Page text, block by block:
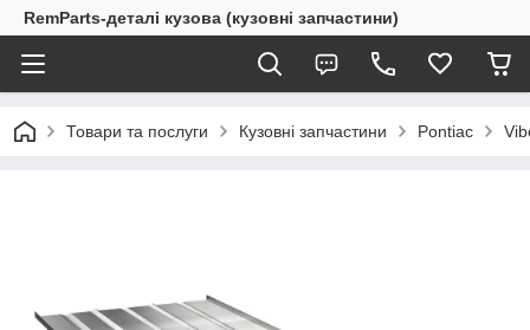
RemParts-деталі кузова (кузовні запчастини)
Товари та послуги Кузовні запчастини Pontiac